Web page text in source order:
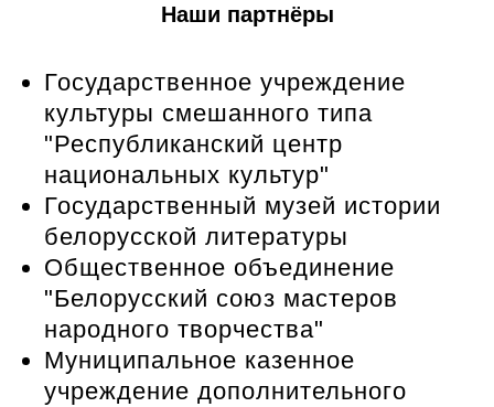
Наши партнёры
Государственное учреждение
культуры смешанного типа
"Республиканский центр
национальных культур"
Государственный музей истории
белорусской литературы
Общественное объединение
"Белорусский союз мастеров
народного творчества"
Муниципальное казенное
учреждение дополнительного